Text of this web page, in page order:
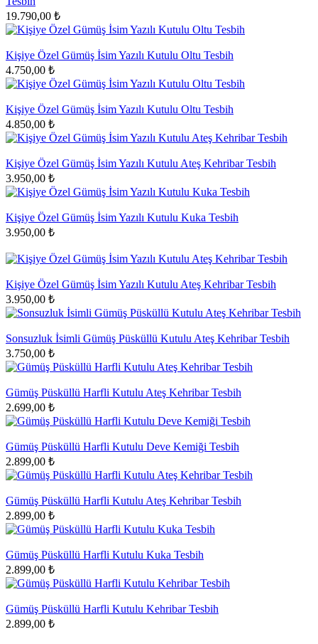
19.790,00 ₺
Kişiye Özel Gümüş İsim Yazılı Kutulu Oltu Tesbih
4.750,00 ₺
Kişiye Özel Gümüş İsim Yazılı Kutulu Oltu Tesbih
4.850,00 ₺
Kişiye Özel Gümüş İsim Yazılı Kutulu Ateş Kehribar Tesbih
3.950,00 ₺
Kişiye Özel Gümüş İsim Yazılı Kutulu Kuka Tesbih
3.950,00 ₺
Kişiye Özel Gümüş İsim Yazılı Kutulu Ateş Kehribar Tesbih
3.950,00 ₺
Sonsuzluk İsimli Gümüş Püsküllü Kutulu Ateş Kehribar Tesbih
3.750,00 ₺
Gümüş Püsküllü Harfli Kutulu Ateş Kehribar Tesbih
2.699,00 ₺
Gümüş Püsküllü Harfli Kutulu Deve Kemiği Tesbih
2.899,00 ₺
Gümüş Püsküllü Harfli Kutulu Ateş Kehribar Tesbih
2.899,00 ₺
Gümüş Püsküllü Harfli Kutulu Kuka Tesbih
2.899,00 ₺
Gümüş Püsküllü Harfli Kutulu Kehribar Tesbih
2.899,00 ₺